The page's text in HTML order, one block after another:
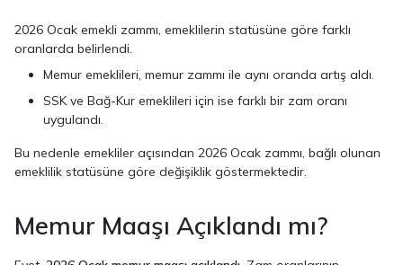
2026 Ocak emekli zammı, emeklilerin statüsüne göre farklı
oranlarda belirlendi.
Memur emeklileri, memur zammı ile aynı oranda artış aldı.
SSK ve Bağ-Kur emeklileri için ise farklı bir zam oranı
uygulandı.
Bu nedenle emekliler açısından 2026 Ocak zammı, bağlı olunan
emeklilik statüsüne göre değişiklik göstermektedir.
Memur Maaşı Açıklandı mı?